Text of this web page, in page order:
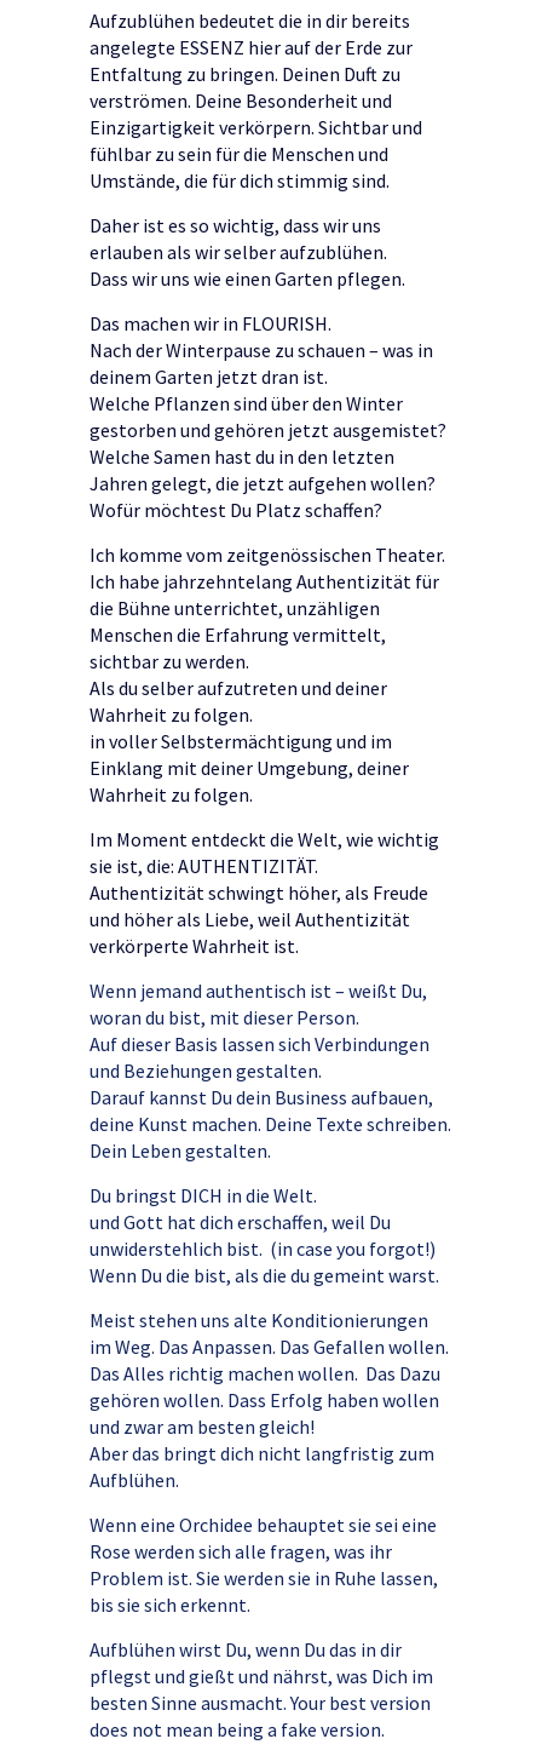
Aufzublühen bedeutet die in dir bereits
angelegte ESSENZ hier auf der Erde zur
Entfaltung zu bringen. Deinen Duft zu
verströmen. Deine Besonderheit und
Einzigartigkeit verkörpern. Sichtbar und
fühlbar zu sein für die Menschen und
Umstände, die für dich stimmig sind.
Daher ist es so wichtig, dass wir uns
erlauben als wir selber aufzublühen.
Dass wir uns wie einen Garten pflegen.
Das machen wir in FLOURISH.
Nach der Winterpause zu schauen – was in
deinem Garten jetzt dran ist.
Welche Pflanzen sind über den Winter
gestorben und gehören jetzt ausgemistet?
Welche Samen hast du in den letzten
Jahren gelegt, die jetzt aufgehen wollen?
Wofür möchtest Du Platz schaffen?
Ich komme vom zeitgenössischen Theater.
Ich habe jahrzehntelang Authentizität für
die Bühne unterrichtet, unzähligen
Menschen die Erfahrung vermittelt,
sichtbar zu werden.
Als du selber aufzutreten und deiner
Wahrheit zu folgen.
in voller Selbstermächtigung und im
Einklang mit deiner Umgebung, deiner
Wahrheit zu folgen.
Im Moment entdeckt die Welt, wie wichtig
sie ist, die: AUTHENTIZITÄT.
Authentizität schwingt höher, als Freude
und höher als Liebe, weil Authentizität
verkörperte Wahrheit ist.
Wenn jemand authentisch ist – weißt Du,
woran du bist, mit dieser Person.
Auf dieser Basis lassen sich Verbindungen
und Beziehungen gestalten.
Darauf kannst Du dein Business aufbauen,
deine Kunst machen. Deine Texte schreiben.
Dein Leben gestalten.
Du bringst DICH in die Welt.
und Gott hat dich erschaffen, weil Du
unwiderstehlich bist. (in case you forgot!)
Wenn Du die bist, als die du gemeint warst.
Meist stehen uns alte Konditionierungen
im Weg. Das Anpassen. Das Gefallen wollen.
Das Alles richtig machen wollen. Das Dazu
gehören wollen. Dass Erfolg haben wollen
und zwar am besten gleich!
Aber das bringt dich nicht langfristig zum
Aufblühen.
Wenn eine Orchidee behauptet sie sei eine
Rose werden sich alle fragen, was ihr
Problem ist. Sie werden sie in Ruhe lassen,
bis sie sich erkennt.
Aufblühen wirst Du, wenn Du das in dir
pflegst und gießt und nährst, was Dich im
besten Sinne ausmacht.Your best version
does not mean being a fake version.